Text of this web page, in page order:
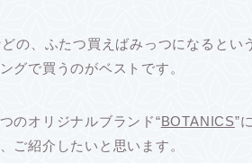
の、ふたつ買えばみっつになると
グで買うのがベストです。
のオリジナルブランド“BOTANICS”
ご紹介したいと思います。